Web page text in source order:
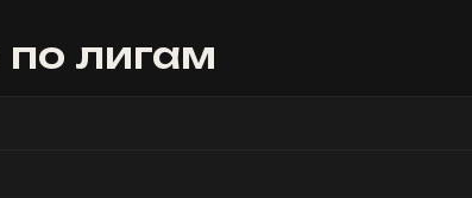
по лигам